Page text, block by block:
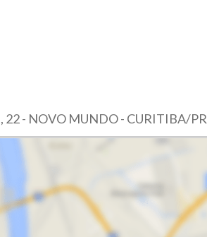
22 - NOVO MUNDO - CURITIBA/PR